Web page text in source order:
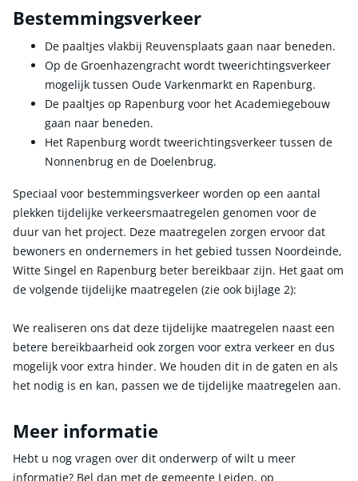
Bestemmingsverkeer
De paaltjes vlakbij Reuvensplaats gaan naar beneden.
Op de Groenhazengracht wordt tweerichtingsverkeer
mogelijk tussen Oude Varkenmarkt en Rapenburg.
De paaltjes op Rapenburg voor het Academiegebouw
gaan naar beneden.
Het Rapenburg wordt tweerichtingsverkeer tussen de
Nonnenbrug en de Doelenbrug.
Speciaal voor bestemmingsverkeer worden op een aantal
plekken tijdelijke verkeersmaatregelen genomen voor de
duur van het project. Deze maatregelen zorgen ervoor dat
bewoners en ondernemers in het gebied tussen Noordeinde,
Witte Singel en Rapenburg beter bereikbaar zijn. Het gaat om
de volgende tijdelijke maatregelen (zie ook bijlage 2):
We realiseren ons dat deze tijdelijke maatregelen naast een
betere bereikbaarheid ook zorgen voor extra verkeer en dus
mogelijk voor extra hinder. We houden dit in de gaten en als
het nodig is en kan, passen we de tijdelijke maatregelen aan.
Meer informatie
Hebt u nog vragen over dit onderwerp of wilt u meer
informatie? Bel dan met de gemeente Leiden, op